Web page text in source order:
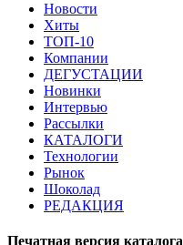
Новости
Хиты
ТОП-10
Компании
ДЕГУСТАЦИИ
Новинки
Интервью
Рассылки
КАТАЛОГИ
Технологии
Рынок
Шоколад
РЕДАКЦИЯ
Печатная версия каталога